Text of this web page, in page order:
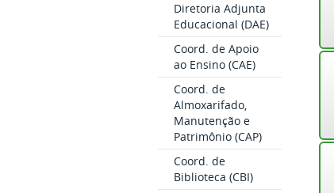
Diretoria Adjunta
Educacional (DAE)
Coord. de Apoio
ao Ensino (CAE)
Coord. de
Almoxarifado,
Manutenção e
Patrimônio (CAP)
Coord. de
Biblioteca (CBI)